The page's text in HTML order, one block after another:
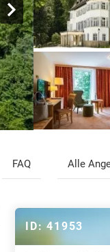
FAQ Alle
ID: 41953